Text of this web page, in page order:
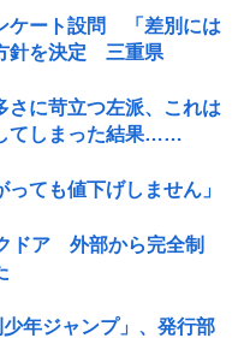
ケート設問 「差別には
針を決定 三重県
さに苛立つ左派、これは
てしまった結果……
ても値下げしません」
ドア 外部から完全制
年ジャンプ」、発行部